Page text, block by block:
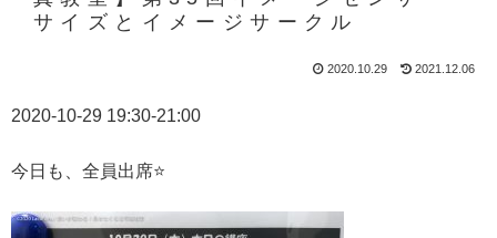
サイズとイメージサークル
2020.10.29 2021.12.06
2020-10-29 19:30-21:00
今日も、全員出席⭐️